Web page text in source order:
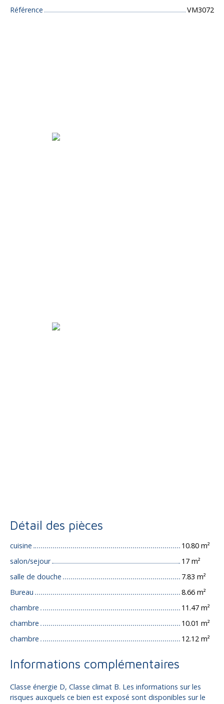
Référence
VM3072
Détail des pièces
cuisine
10.80 m²
salon/sejour
17 m²
salle de douche
7.83 m²
Bureau
8.66 m²
chambre
11.47 m²
chambre
10.01 m²
chambre
12.12 m²
Informations complémentaires
Classe énergie D, Classe climat B. Les informations sur les
risques auxquels ce bien est exposé sont disponibles sur le